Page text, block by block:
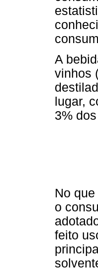
A
vinhos
lugar,
3%
No
o
feito